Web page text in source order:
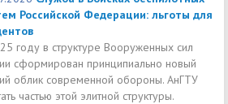
Российской Федерации: льготы для
году в структуре Вооруженных сил
сформирован принципиально новый
облик современной обороны. АнГТУ
частью этой элитной структуры.